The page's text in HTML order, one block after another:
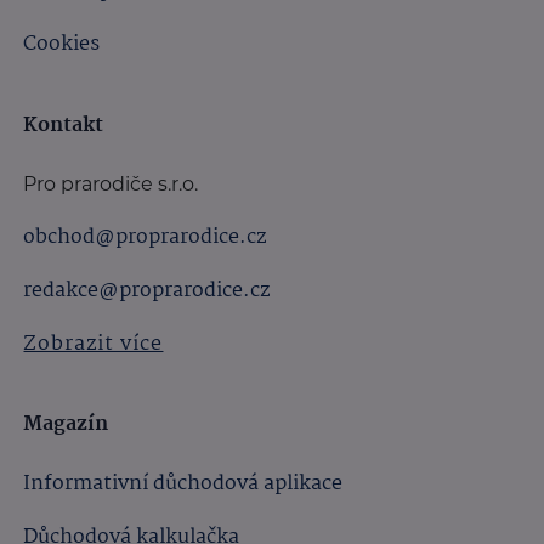
Cookies
Kontakt
Pro prarodiče s.r.o.
obchod@proprarodice.cz
redakce@proprarodice.cz
Zobrazit více
Magazín
Informativní důchodová aplikace
Důchodová kalkulačka